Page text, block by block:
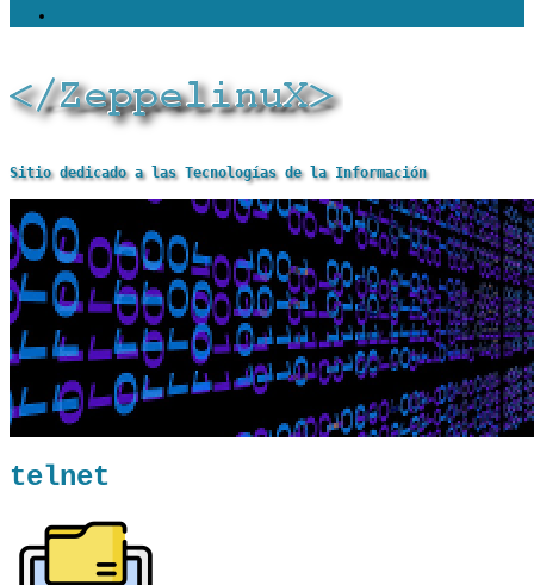
Sitio dedicado a las Tecnologías de la Información
telnet